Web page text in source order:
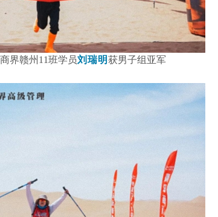
界赣州11班学员刘瑞明获男子组亚军